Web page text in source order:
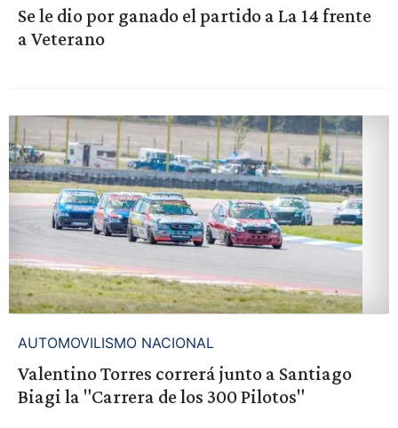
Se le dio por ganado el partido a La 14 frente
a Veterano
AUTOMOVILISMO NACIONAL
Valentino Torres correrá junto a Santiago
Biagi la "Carrera de los 300 Pilotos"